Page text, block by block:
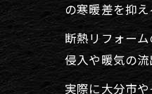
の寒暖差を抑
断熱リフォー
侵入や暖気の
実際に大分市